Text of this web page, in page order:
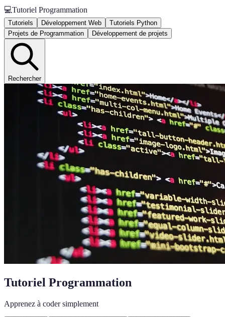
💻Tutoriel Programmation
Tutoriels Développement Web
Tutoriels Python
Projets de Programmation
Développement de projets
Rechercher
Tutoriel Programmation
Apprenez à coder simplement